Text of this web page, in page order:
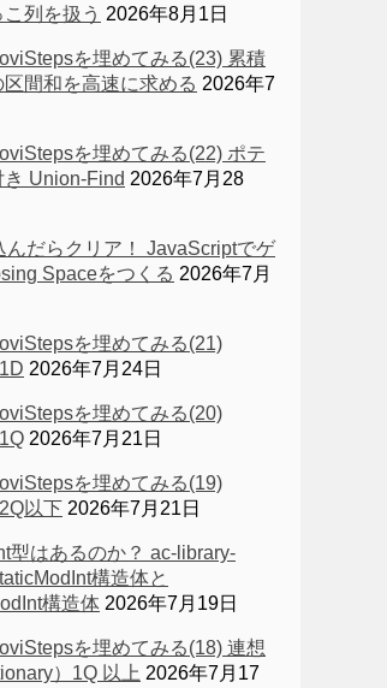
列を扱う 2026年8月1日
を埋めてみる(23) 累積
間和を高速に求める 2026年7
を埋めてみる(22) ポテ
き Union-Find 2026年7月28
んだらクリア！ JavaScriptでゲ
Spaceをつくる 2026年7月
を埋めてみる(21)
2026年7月24日
を埋めてみる(20)
2026年7月21日
を埋めてみる(19)
以下 2026年7月21日
型はあるのか？ ac-library-
構造体と
構造体 2026年7月19日
を埋めてみる(18) 連想
）1Q 以上 2026年7月17